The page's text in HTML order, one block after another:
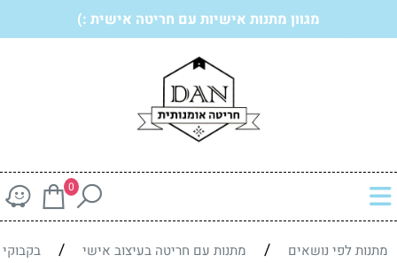
מגוון מתנות אישיות עם חריטה אישית :)
0
מתנות לפי נושאים / מתנות עם חריטה בעיצוב אישי /
בקבוקי